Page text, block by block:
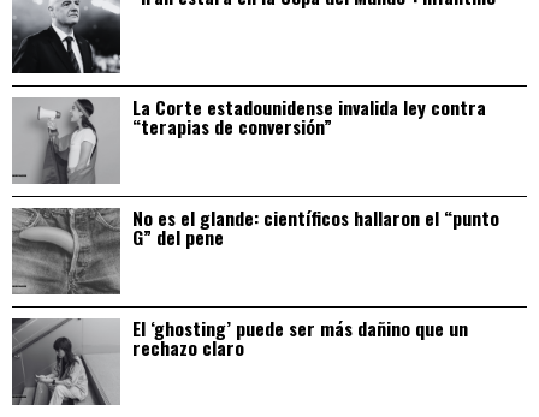
La Corte estadounidense invalida ley contra
“terapias de conversión”
No es el glande: científicos hallaron el “punto
G” del pene
El ‘ghosting’ puede ser más dañino que un
rechazo claro